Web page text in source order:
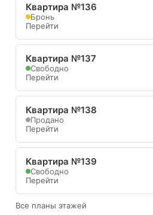
Квартира №136
Бронь
Перейти
Квартира №137
Свободно
Перейти
Квартира №138
Продано
Перейти
Квартира №139
Свободно
Перейти
Все планы этажей